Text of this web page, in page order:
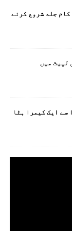
جلد شروع کرنے
لپیٹ میں
ایس 27 الٹرا سے ایک کیمرا ہٹا